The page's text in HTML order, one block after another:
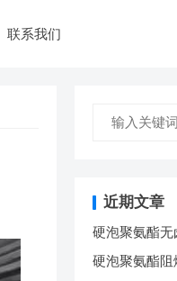
联系我们
近期文章
硬泡聚氨酯
硬泡聚氨酯